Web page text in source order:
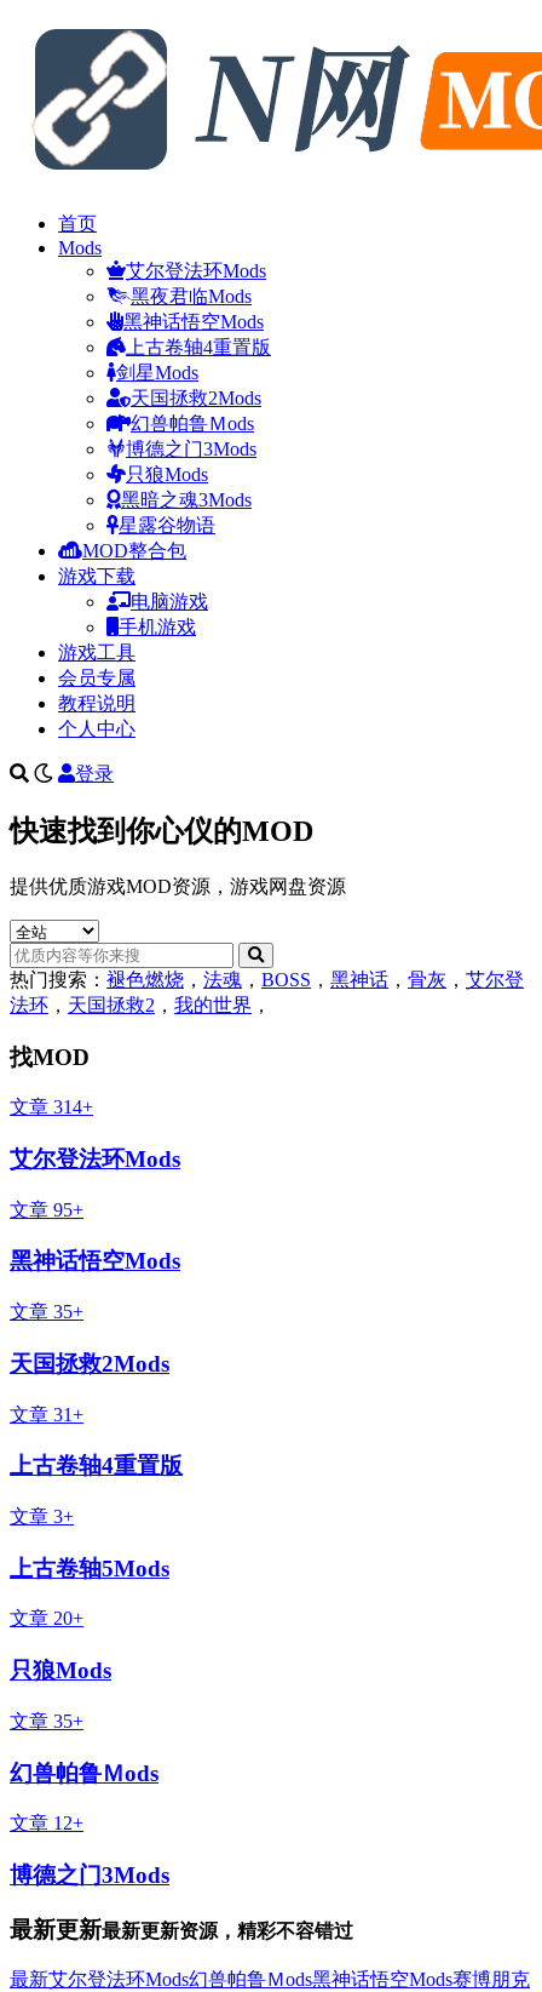
首页
Mods
艾尔登法环Mods
黑夜君临Mods
黑神话悟空Mods
上古卷轴4重置版
剑星Mods
天国拯救2Mods
幻兽帕鲁Ｍods
博德之门3Mods
只狼Mods
黑暗之魂3Mods
星露谷物语
MOD整合包
游戏下载
电脑游戏
手机游戏
游戏工具
会员专属
教程说明
个人中心
登录
快速找到你心仪的MOD
提供优质游戏MOD资源，游戏网盘资源
热门搜索： 褪色燃烧 ， 法魂 ， BOSS ， 黑神话 ， 骨灰 ， 艾尔登
法环 ， 天国拯救2 ， 我的世界 ，
找MOD
文章 314+
艾尔登法环Mods
文章 95+
黑神话悟空Mods
文章 35+
天国拯救2Mods
文章 31+
上古卷轴4重置版
文章 3+
上古卷轴5Mods
文章 20+
只狼Mods
文章 35+
幻兽帕鲁Ｍods
文章 12+
博德之门3Mods
最新更新最新更新资源，精彩不容错过
最新艾尔登法环Mods幻兽帕鲁Ｍods黑神话悟空Mods赛博朋克